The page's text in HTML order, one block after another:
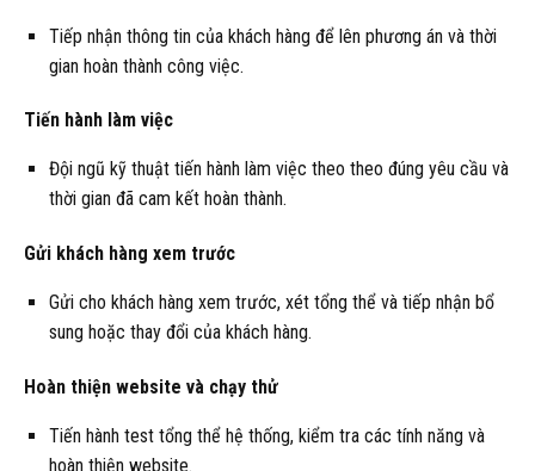
Tiếp nhận thông tin của khách hàng để lên phương án và thời
gian hoàn thành công việc.
Tiến hành làm việc
Đội ngũ kỹ thuật tiến hành làm việc theo theo đúng yêu cầu và
thời gian đã cam kết hoàn thành.
Gửi khách hàng xem trước
Gửi cho khách hàng xem trước, xét tổng thể và tiếp nhận bổ
sung hoặc thay đổi của khách hàng.
Hoàn thiện website và chạy thử
Tiến hành test tổng thể hệ thống, kiểm tra các tính năng và
hoàn thiện website.